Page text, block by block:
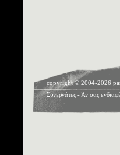
copyright © 2004-2026
Συνεργάτες - Άν σας